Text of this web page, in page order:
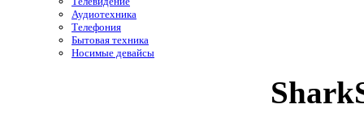
Аудиотехника
Телефония
Бытовая техника
Носимые девайсы